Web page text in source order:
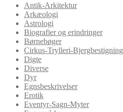
Antik-Arkitektur
Arkæologi
Astrologi
Biografier og erindringer
Børnebøger
Cirkus-Trylleri-Bjergbestigning
Digte
Diverse
Dyr
Egnsbeskrivelser
Erotik
Eventyr-Sagn-Myter